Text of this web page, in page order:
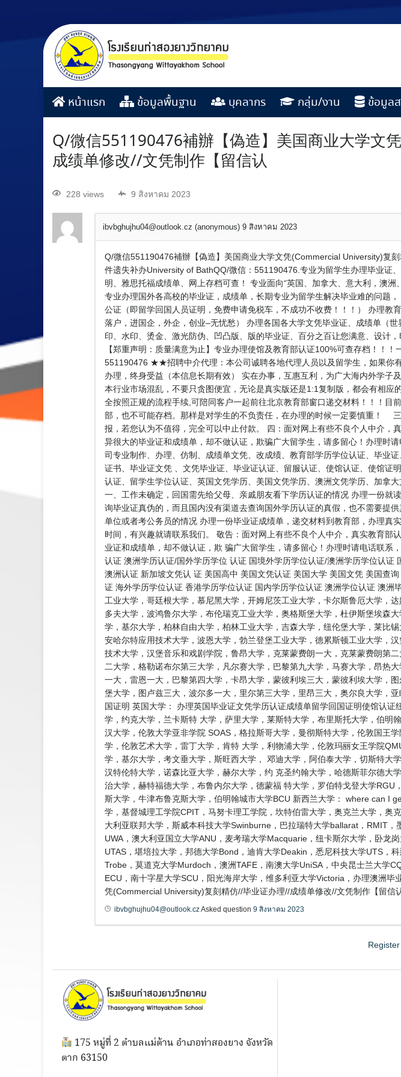
หน้าแรก ข้อมูลพื้นฐาน บุคลากร กลุ่ม/งาน ข้อมูล
Q/微信551190476補辦【偽造】美国商业大学
成绩单修改//文凭制作【留信认
228 views 9 สิงหาคม 2023
ibvbghujhu04@outlook.cz (anonymous) 9 สิงหาคม 2023
Q/微信551190476補辦【偽造】美国商业大学文凭(Commercial University)复
件遗失补办University of BathQQ/微信：551190476.专业为留学生办理毕业证
明、雅思托福成绩单、网上存档可查！ 专业面向“英国、加拿大、意大利，澳
专业办理国外各高校的毕业证，成绩单，长期专业为留学生解决毕业难的问题
公证（即留学回国人员证明，免费申请免税车，不成功不收费！！！） 办理教
落户，进国企，外企，创业–无忧愁） 办理各国各大学文凭毕业证、成绩单（
印、水印、烫金、激光防伪、凹凸版、版的毕业证、百分之百让您满意、设计
【郑重声明：质量满意为止】专业办理使馆及教育部认证100%可查存档！！
551190476 ★★招聘中介代理：本公司诚聘各地代理人员以及留学生，如果你
办理，终身受益（本信息长期有效） 实在办事，互惠互利，为广大海内外
本行业市场混乱，不要只贪图便宜，无论是真实版还是1:1复制版，都会有
全按照正规的流程手续,可陪同客户一起前往北京教育部窗口递交材料！！！
部，也不可能存档。那样是对学生的不负责任，在办理的时候一定要慎重！
报，若您认为不值得，完全可以中止付款。 四：面对网上有些不良个人中介
异很大的毕业证和成绩单，却不做认证，欺骗广大留学生，请多留心！办理时
司专业制作、办理、仿制、成绩单文凭、改成绩、教育部学历学位认证、毕业
证书、毕业证文凭 、文凭毕业证、毕业证认证、留服认证、使馆认证、使馆
认证、留学生学位认证、英国文凭学历、美国文凭学历、澳洲文凭学历、加拿
一、工作未确定，回国需先给父母、亲戚朋友看下学历认证的情况 办理一份
询毕业证真伪的，而且国内没有渠道去查询国外学历认证的真假，也不需要提
单位或者考公务员的情况 办理一份毕业证成绩单，递交材料到教育部，办理
时间，有兴趣就请联系我们。 敬告：面对网上有些不良个人中介，真实教育
业证和成绩单，却不做认证，欺 骗广大留学生，请多留心！办理时请电话联
认证 澳洲学历认证/国外学历学位 认证 国境外学历学位认证/澳洲学历学位认
澳洲认证 新加坡文凭认 证 美国高中 美国文凭认证 美国大学 美国文凭 美国查
证 海外学历学位认证 香港学历学位认证 国内学历学位认证 澳洲学位认证 澳
工业大学，哥廷根大学，慕尼黑大学，开姆尼茨工业大学，卡尔斯鲁厄大学，
多夫大学，波鸿鲁尔大学，布伦瑞克工业大学，奥格斯堡大学，杜伊斯堡埃森
学，基尔大学，柏林自由大学，柏林工业大学，吉森大学，纽伦堡大学，莱比
安哈尔特应用技术大学，波恩大学，勃兰登堡工业大学，德累斯顿工业大学，
技术大学，汉堡音乐和戏剧学院，鲁昂大学，克莱蒙费朗一大，克莱蒙费朗第
二大学，格勒诺布尔第三大学，凡尔赛大学，巴黎第九大学，马赛大学，昂热
一大，雷恩一大，巴黎第四大学，卡昂大学，蒙彼利埃三大，蒙彼利埃大学，
堡大学，图卢兹三大，波尔多一大，里尔第三大学，里昂三大，奥尔良大学，
国证明 英国大学： 办理英国毕业证文凭学历认证成绩单留学回国证明使馆认
学，约克大学，兰卡斯特 大学，萨里大学，莱斯特大学，布里斯托大学，伯
汉大学，伦敦大学亚非学院 SOAS，格拉斯哥大学，曼彻斯特大学，伦敦国王
学，伦敦艺术大学，雷丁大学，肯特 大学，利物浦大学，伦敦玛丽女王学院
学，基尔大学，考文垂大学，斯旺西大学， 邓迪大学，阿伯泰大学，切斯特
汉特伦特大学，诺森比亚大学，赫尔大学，约 克圣约翰大学，哈德斯菲尔德
治大学，赫特福德大学，布鲁内尔大学，德蒙福 特大学，罗伯特戈登大学
斯大学，牛津布鲁克斯大学，伯明翰城市大学BCU 新西兰大学： where can I
学，基督城理工学院CPIT，马努卡理工学院，坎特伯雷大学，奥克兰大学，奥
大利亚联邦大学，斯威本科技大学Swinburne，巴拉瑞特大学ballarat，RMIT
UWA，澳大利亚国立大学ANU，麦考瑞大学Macquarie，纽卡斯尔大学，卧
UTAS，堪培拉大学，邦德大学Bond，迪肯大学Deakin，悉尼科技大学UTS
Trobe，莫道克大学Murdoch，澳洲TAFE，南澳大学UniSA，中央昆士兰大学
ECU，南十字星大学SCU，阳光海岸大学，维多利亚大学Victoria，办理澳洲
凭(Commercial University)复刻精仿//毕业证办理//成绩单修改//文凭制作【留
ibvbghujhu04@outlook.czAsked question 9 สิงหาคม 2023
Register
175 หมู่ที่ 2 ตำบลแม่ต้าน อำเภอท่าสองยาง จังหวัด
ตาก 63150